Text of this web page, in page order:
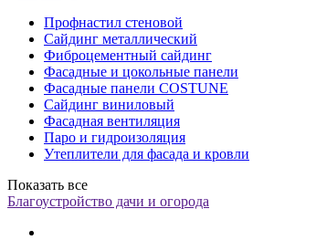
Профнастил стеновой
Сайдинг металлический
Фиброцементный сайдинг
Фасадные и цокольные панели
Фасадные панели COSTUNE
Сайдинг виниловый
Фасадная вентиляция
Паро и гидроизоляция
Утеплители для фасада и кровли
Показать все
Благоустройство дачи и огорода